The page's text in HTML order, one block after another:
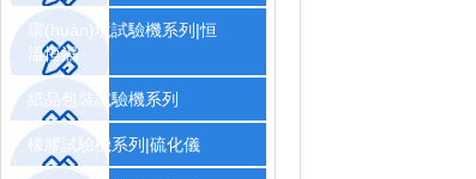
環(huán)境試驗機系列|恒
溫恒濕
紙品包裝試驗機系列
橡膠試驗機系列|硫化儀